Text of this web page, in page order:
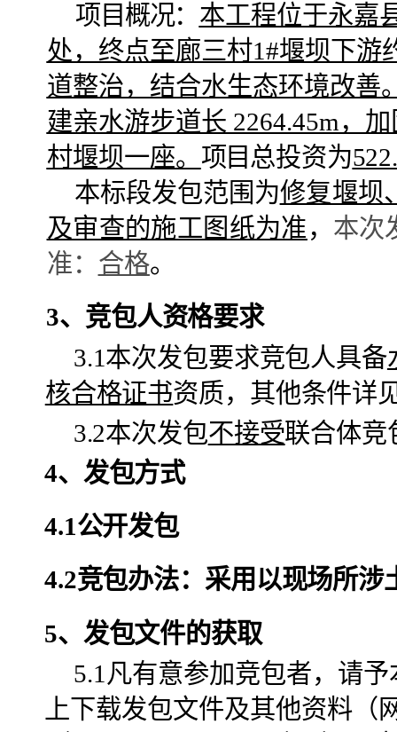
项目概况： 本工程位于永嘉
处，终点至廊三村1#堰坝下游
道整治，结合水生态环境改善
建亲水游步道长 2264.45m，
村堰坝一座。 项目 总投资为
本标段发包范围为修复堰坝
及审查的施工图纸为准 ， 本次
准： 合格。
3、 竞包人资格要求
3.1本次发包要求竞包人具备
核合格证书资质，其他条件详
3.2本次发包不接受联合体竞
4、 发包方式
4.1公开发包
4.2竞包办法：采用以现场所
5、发包文件的获取
5.1 凡有意参加竞包者，请
上下载发包文件及其他资料